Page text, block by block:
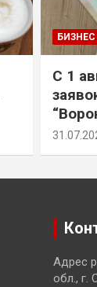
БИЗНЕС
С 1
Адрес
обл., г.